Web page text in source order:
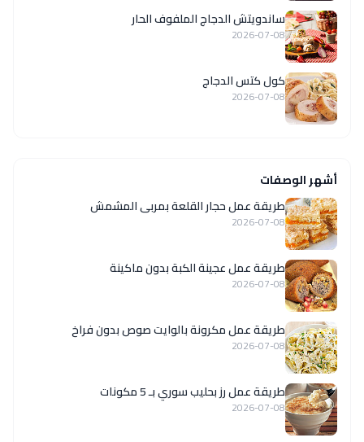
ساندويتش الدجاج الملفوف الحار
2026-07-08
كول كتس الدجاج
2026-07-08
أشهر الوصفات
طريقة عمل حجار القلعة بمربى المشمش
2026-07-08
طريقة عمل عجينة الكبة بدون ماكينة
2026-07-08
طريقة عمل مكرونة بالوايت صوص بدون فراخ
2026-07-08
طريقة عمل رز بحليب سوري بـ 5 مكونات
2026-07-08